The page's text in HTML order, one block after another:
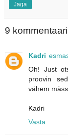
Jaga
9
Kadri
Oh! Just
proovin
vähem
Kadri
Vasta